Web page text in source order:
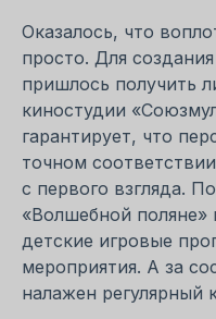
Оказалось, что
просто. Для
пришлось получить
киностудии
гарантирует, что
точном
с первого взгляда.
«Волшебной
детские игровые
мероприятия. А за
налажен регулярный